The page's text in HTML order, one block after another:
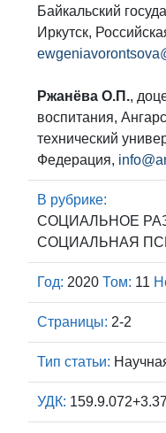
Байкальский
Иркутск,
Ржанёва О.П.,
воспитания,
технический
Федерация,
В рубрике:
СОЦИАЛЬНОЕ
СОЦИАЛЬНАЯ
Год: 2020 Том: 11
Страницы: 2-2
Тип статьи:
УДК: 159.9.072+3.37